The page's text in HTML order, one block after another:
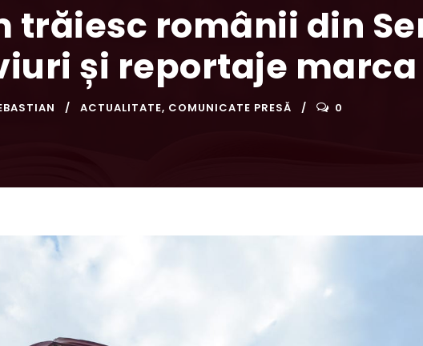
trăiesc românii din
și reportaje marca
ACTUALITATE, COMUNICATE PRESĂ 0